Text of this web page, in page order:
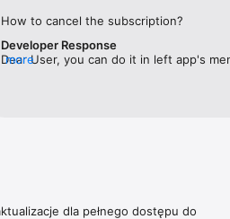
aplikacji
How to cancel the subscription?
Developer Response
Dear User, you can do it in left app's
more
dla pełnego dostępu do